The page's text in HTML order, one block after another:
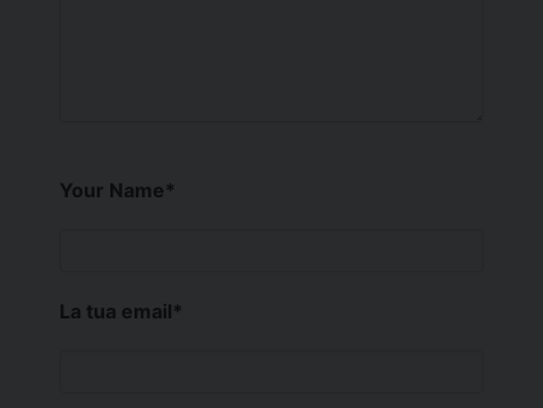
Your Name*
La tua email*